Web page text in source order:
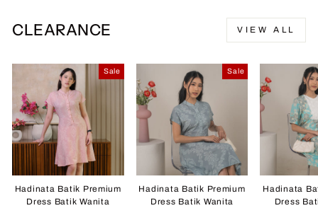
CLEARANCE VIEW ALL
Sale
Hadinata Batik Premium
Dress Batik Wanita
Sale
Hadinata Batik Premium
Dress Batik Wanita
Hadinata
Dress